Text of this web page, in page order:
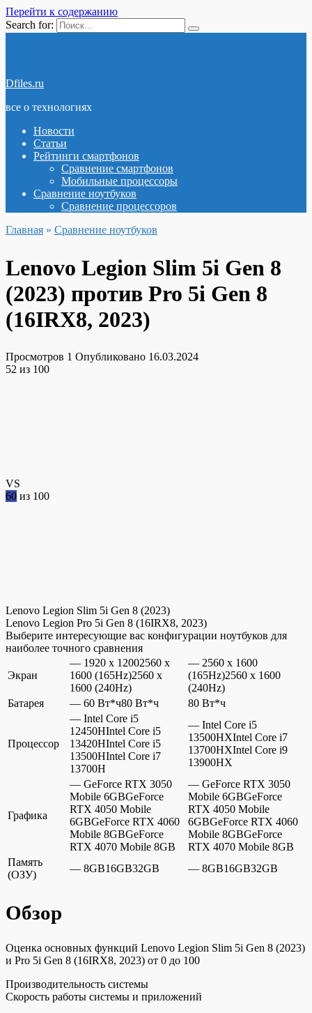
Перейти к содержанию
Search for:
Dfiles.ru
все о технологиях
Новости
Статьи
Рейтинги смартфонов
Сравнение смартфонов
Мобильные процессоры
Сравнение ноутбуков
Сравнение процессоров
Главная » Сравнение ноутбуков
Lenovo Legion Slim 5i Gen 8
(2023) против Pro 5i Gen 8
(16IRX8, 2023)
Просмотров 1 Опубликовано 16.03.2024
52 из 100
VS
60 из 100
Lenovo Legion Slim 5i Gen 8 (2023)
Lenovo Legion Pro 5i Gen 8 (16IRX8, 2023)
Выберите интересующие вас конфигурации ноутбуков для
наиболее точного сравнения
Экран
— 1920 x 12002560 x
1600 (165Hz)2560 x
1600 (240Hz)
— 2560 x 1600
(165Hz)2560 x 1600
(240Hz)
Батарея
— 60 Вт*ч80 Вт*ч 80 Вт*ч
Процессор
— Intel Core i5
12450HIntel Core i5
13420HIntel Core i5
13500HIntel Core i7
13700H
— Intel Core i5
13500HXIntel Core i7
13700HXIntel Core i9
13900HX
Графика
— GeForce RTX 3050
Mobile 6GBGeForce
RTX 4050 Mobile
6GBGeForce RTX 4060
Mobile 8GBGeForce
RTX 4070 Mobile 8GB
— GeForce RTX 3050
Mobile 6GBGeForce
RTX 4050 Mobile
6GBGeForce RTX 4060
Mobile 8GBGeForce
RTX 4070 Mobile 8GB
Память
(ОЗУ)
— 8GB16GB32GB — 8GB16GB32GB
Обзор
Оценка основных функций Lenovo Legion Slim 5i Gen 8 (2023)
и Pro 5i Gen 8 (16IRX8, 2023) от 0 до 100
Производительность системы
Скорость работы системы и приложений